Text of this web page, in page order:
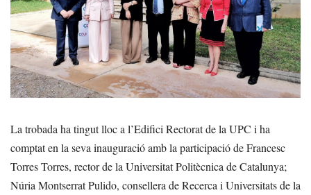
La trobada ha tingut lloc a l’Edifici Rectorat de la UPC i ha
comptat en la seva inauguració amb la participació de Francesc
Torres Torres, rector de la Universitat Politècnica de Catalunya;
Núria Montserrat Pulido, consellera de Recerca i Universitats de la